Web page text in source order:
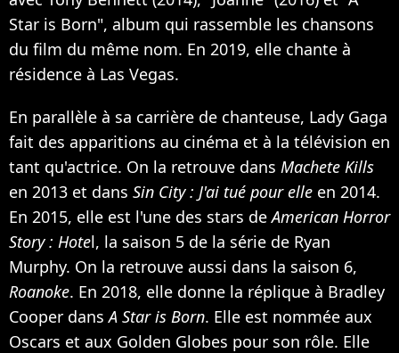
Star is Born", album qui rassemble les chansons
du film du même nom. En 2019, elle chante à
résidence à Las Vegas.
En parallèle à sa carrière de chanteuse, Lady Gaga
fait des apparitions au cinéma et à la télévision en
tant qu'actrice. On la retrouve dans Machete Kills
en 2013 et dans Sin City : J'ai tué pour elle en 2014.
En 2015, elle est l'une des stars deAmerican Horror
Story : Hotel, la saison 5 de la série de Ryan
Murphy. On la retrouve aussi dans la saison 6,
Roanoke. En 2018, elle donne la réplique à Bradley
Cooper dansA Star is Born. Elle est nommée aux
Oscars et aux Golden Globes pour son rôle. Elle